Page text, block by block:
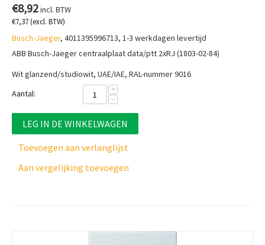
€8,92incl. BTW
€7,37(excl. BTW)
Busch-Jaeger, 4011395996713, 1-3 werkdagen levertijd
ABB Busch-Jaeger centraalplaat data/ptt 2xRJ (1803-02-84)
Wit glanzend/studiowit, UAE/IAE, RAL-nummer 9016
Aantal:
+
−
LEG IN DE WINKELWAGEN
Toevoegen aan verlanglijst
Aan vergelijking toevoegen